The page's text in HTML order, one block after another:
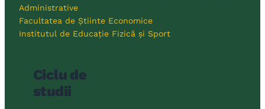
Administrative
Facultatea de Știinte Economice
Institutul de Educație Fizică și Sport
Ciclu de
studii